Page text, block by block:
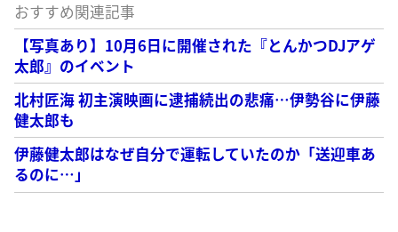
おすすめ関連記事
【写真あり】10月6日に開催された『とんかつDJアゲ
太郎』のイベント
北村匠海 初主演映画に逮捕続出の悲痛…伊勢谷に伊藤
健太郎も
伊藤健太郎はなぜ自分で運転していたのか「送迎車あ
るのに…」